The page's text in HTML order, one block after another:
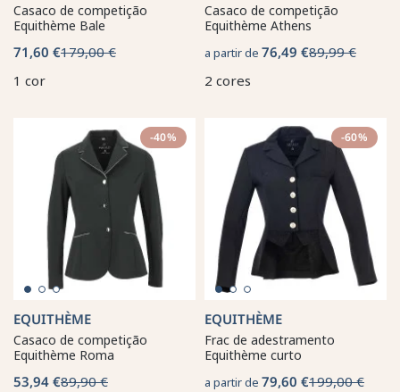
Casaco de competição
Equithème Bale
71,60 €179,00 €
1 cor
Casaco de competição
Equithème Athens
a partir de 76,49 €89,99 €
2 cores
-40%
EQUITHÈME
Casaco de competição
Equithème Roma
53,94 €89,90 €
-60%
EQUITHÈME
Frac de adestramento
Equithème curto
a partir de 79,60 €199,00 €